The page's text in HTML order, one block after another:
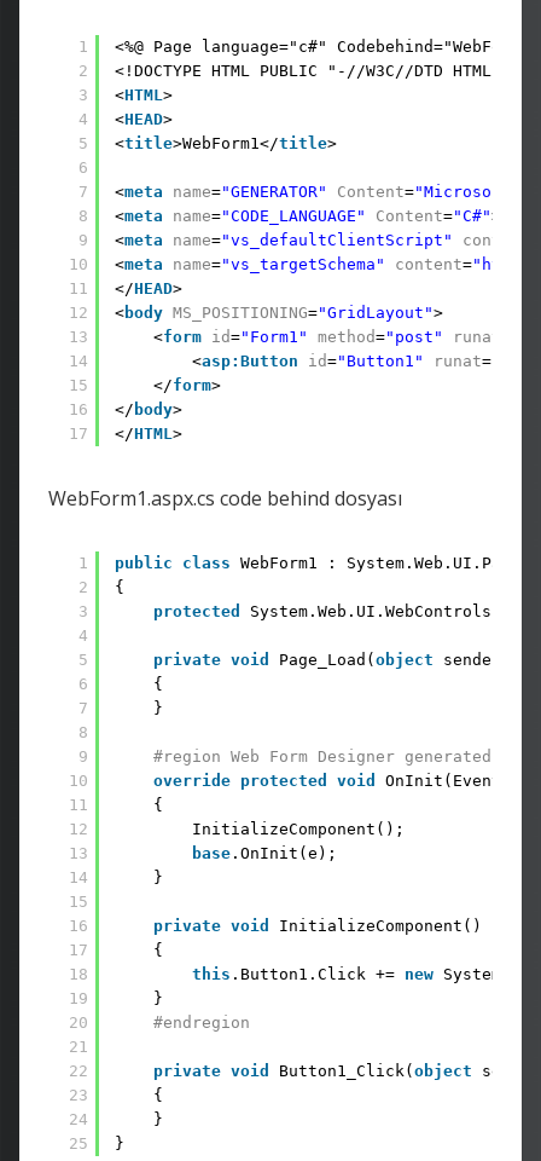
1
2
3
4
5
6
7
8
9
10
11
12
13
14
15
16
17
<%@ Page language="c#"
<!DOCTYPE HTML PUBLIC "-//W3C//DTD HTML
<HTML >
<HEAD>
<title>WebForm1</title>
<meta name="GENERATOR" Content="Microsoft
<meta name="CODE_LANGUAGE" Content="C#">
<meta name="vs_defaultClientScript" content
<meta name="vs_targetSchema" content=
</HEAD>
<body MS_POSITIONING="GridLayout">
<form id="Form1" method="post" runat
<asp:Button id="Button1" runat=
</form>
</ body>
</HTML >
WebForm1.aspx.cs code behind dosyası
1
2
3
4
5
6
7
8
9
10
11
12
13
14
15
16
17
18
19
20
21
22
23
24
25
public class WebForm1 : System.Web.UI.Page
{
protected
private void Page_Load( object
sender,
{
}
#region Web Form Designer generated code
override protected void
{
InitializeComponent();
base .OnInit(e);
}
private void
InitializeComponent()
{
this .Button1.Click += new
}
#endregion
private void Button1_Click( object
{
}
}